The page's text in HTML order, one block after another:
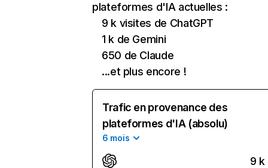
plateformes d'IA actuelles :
9 k visites de ChatGPT
1 k de Gemini
650 de Claude
...et plus encore !
Trafic en provenance des
plateformes d'IA (absolu)
6 mois
9 k